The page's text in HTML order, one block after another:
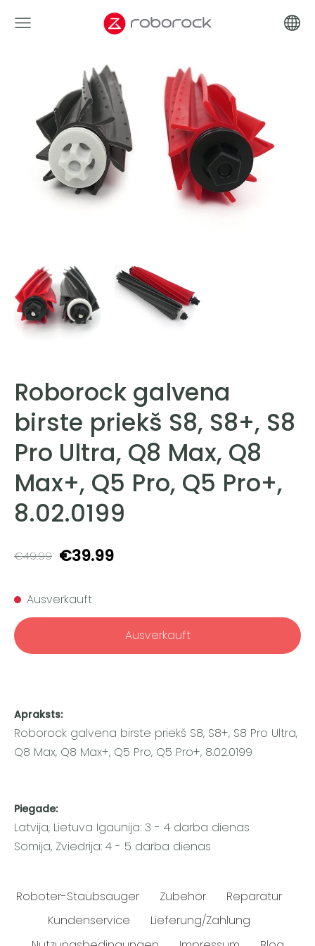
Roborock galvena
birste priekš S8, S8+, S8
Pro Ultra, Q8 Max, Q8
Max+, Q5 Pro, Q5 Pro+,
8.02.0199
€49.99 €39.99
Ausverkauft
Ausverkauft
Apraksts:
Roborock galvena birste priekš S8, S8+, S8 Pro Ultra,
Q8 Max, Q8 Max+, Q5 Pro, Q5 Pro+, 8.02.0199
Piegade:
Latvija, Lietuva Igaunija: 3 - 4 darba dienas
Somija, Zviedrija: 4 - 5 darba dienas
Roboter-Staubsauger Zubehör
Reparatur
Kundenservice
Lieferung/Zahlung